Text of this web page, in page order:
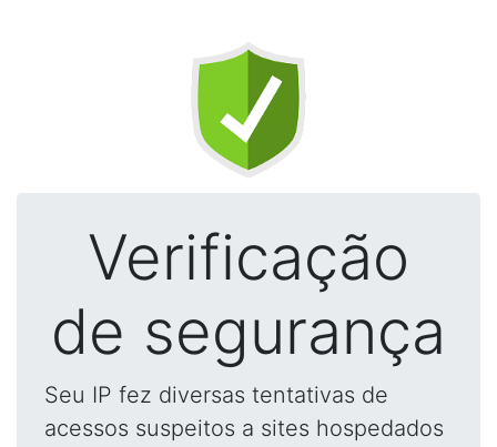
Verificação
de segurança
Seu IP fez diversas tentativas de
acessos suspeitos a sites hospedados